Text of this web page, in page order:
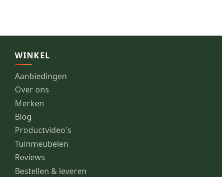
WINKEL
Aanbiedingen
Over ons
Merken
Blog
Productvideo's
Tuinmeubelen
Reviews
Bestellen & leveren